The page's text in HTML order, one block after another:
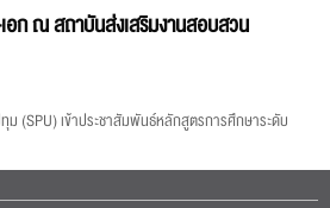
ก ณ สถาบันส่งเสริมงานสอบสวน
(SPU) เข้าประชาสัมพันธ์หลักสูตรการศึกษาระดับ